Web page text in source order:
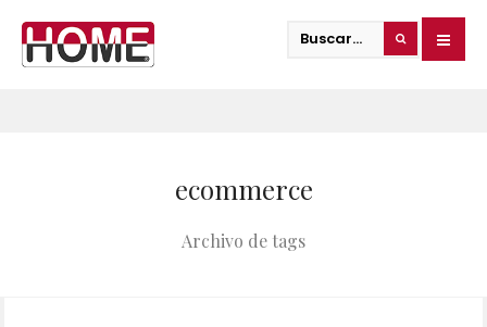
ecommerce
Archivo de tags